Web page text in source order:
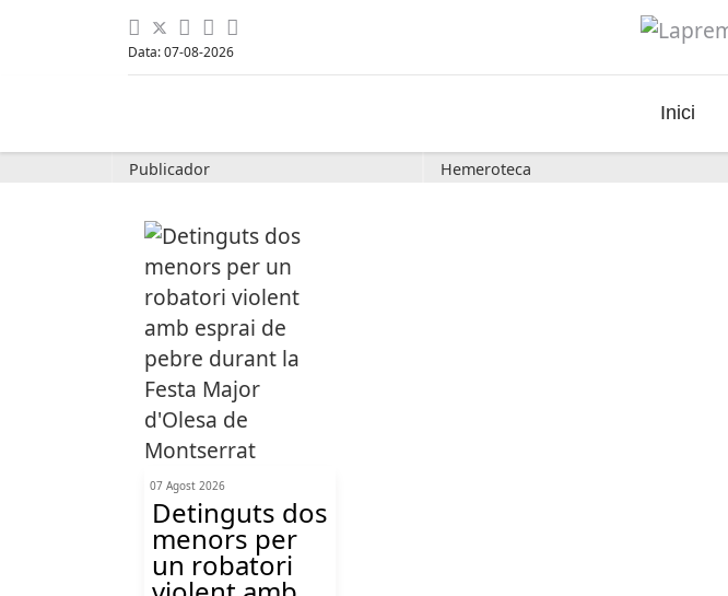
Data: 07-08-2026
Inici
Publicador Hemeroteca
07 Agost 2026
Detinguts dos
menors per
un robatori